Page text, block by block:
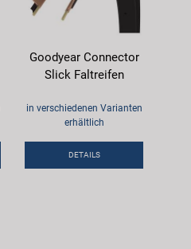
Goodyear Connector
Slick Faltreifen
in verschiedenen Varianten
erhältlich
DETAILS